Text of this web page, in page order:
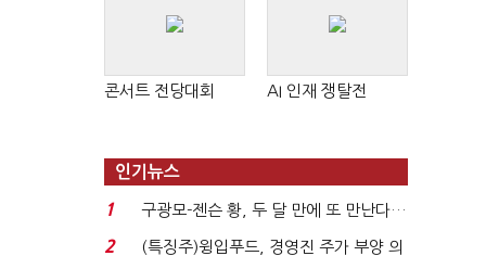
콘서트 전당대회 AI 인재 쟁탈전
인기뉴스
1
구광모-젠슨 황, 두 달 만에 또 만난다…
로봇·AI 등 논...
2
(특징주)윙입푸드, 경영진 주가 부양 의